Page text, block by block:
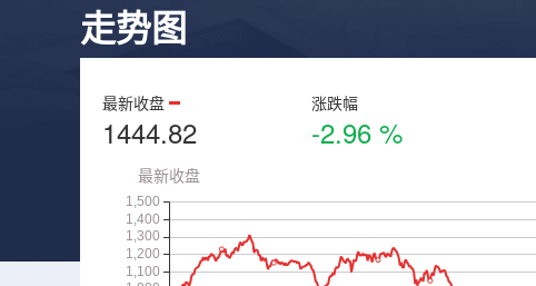
走势图
最新收盘
1444.82
涨跌幅
-2.96 %